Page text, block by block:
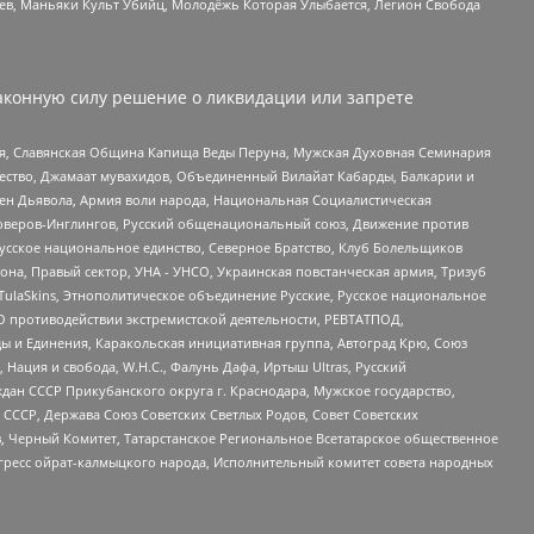
Маньяки Культ Убийц, Молодёжь Которая Улыбается, Легион Свобода
силу решение о ликвидации или запрете
Славянская Община Капища Веды Перуна, Мужская Духовная Семинария
Джамаат мувахидов, Объединенный Вилайат Кабарды, Балкарии и
Дьявола, Армия воли народа, Национальная Социалистическая
Инглингов, Русский общенациональный союз, Движение против
национальное единство, Северное Братство, Клуб Болельщиков
Правый сектор, УНА - УНСО, Украинская повстанческая армия, Тризуб
Этнополитическое объединение Русские, Русское национальное
экстремистской деятельности, РЕВТАТПОД,
Единения, Каракольская инициативная группа, Автоград Крю, Союз
Нация и свобода, W.H.С., Фалунь Дафа, Иртыш Ultras, Русский
Прикубанского округа г. Краснодара, Мужское государство,
Держава Союз Советских Светлых Родов, Совет Советских
Комитет, Татарстанское Региональное Всетатарское общественное
ойрат-калмыцкого народа, Исполнительный комитет совета народных